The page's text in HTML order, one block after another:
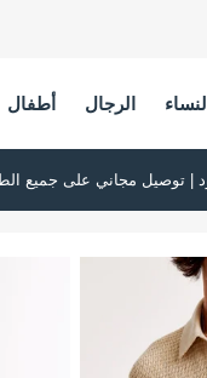
النساء الرجال أطفال